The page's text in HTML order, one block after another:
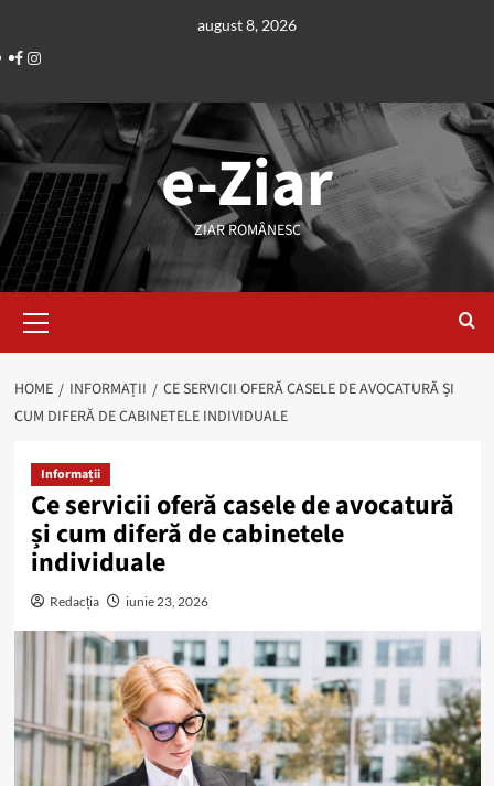
content
august 8, 2026
Facebook
Instagram
e-Ziar
ZIAR ROMÂNESC
Menu
HOME INFORMAȚII
CE SERVICII OFERĂ CASELE DE AVOCATURĂ ȘI
CUM DIFERĂ DE CABINETELE INDIVIDUALE
Informații
Ce servicii oferă casele de avocatură
și cum diferă de cabinetele
individuale
Redacția iunie 23, 2026